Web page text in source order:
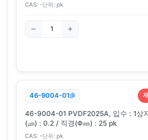
CAS: -단위: pk
46-9004-01
46-9004-01 PVDF2025A, 입수 : 1상
(㎛) : 0.2 / 직경(Φ㎜) : 25 pk
CAS: -단위: pk